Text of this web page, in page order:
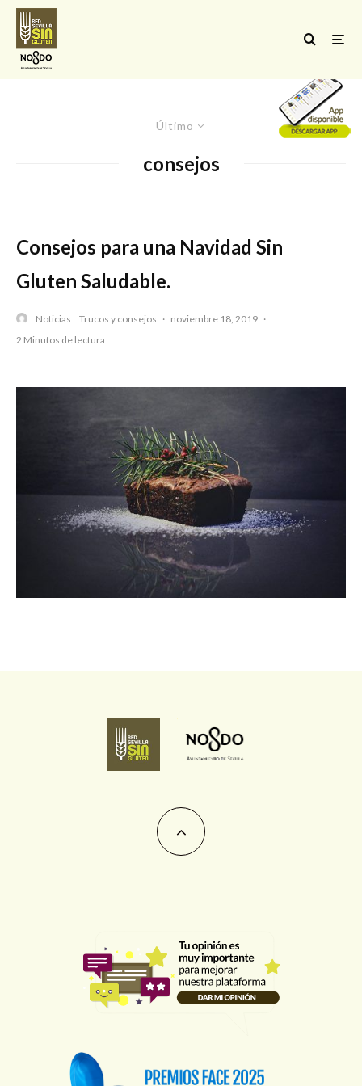
Último
consejos
Consejos para una Navidad Sin
Gluten Saludable.
Noticias Trucos y consejos · noviembre 18, 2019 ·
2 Minutos de lectura